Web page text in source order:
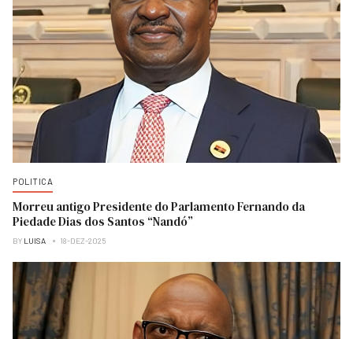
POLITICA
Morreu antigo Presidente do Parlamento Fernando da
Piedade Dias dos Santos “Nandó”
BY LUISA 18-DEZ-2025